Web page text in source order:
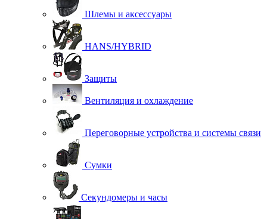
Шлемы и аксессуары
HANS/HYBRID
Защиты
Вентиляция и охлаждение
Переговорные устройства и системы связи
Сумки
Секундомеры и часы